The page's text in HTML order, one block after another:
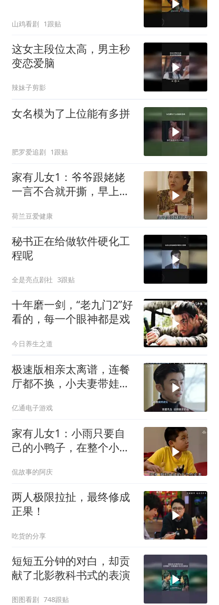
山鸡看剧 1跟贴
这女主段位太高，男主秒
变恋爱脑
辣妹子剪影
女名模为了上位能有多拼
肥罗爱追剧 1跟贴
家有儿女1：爷爷跟姥姥
一言不合就开撕，早上吃
荷兰豆爱健康
秘书正在给做软件硬化工
程呢
全是亮点剧社 3跟贴
十年磨一剑，“老九门2”好
看的，每一个眼神都是戏
今日养生之道
极速版相亲太离谱，连餐
厅都不换，小夫妻带娃真
亿通电子游戏
家有儿女1：小雨只要自
己的小鸭子，在整个小区
侃故事的阿庆
两人极限拉扯，最终修成
正果！
吃货的分享
短短五分钟的对白，却贡
献了北影教科书式的表演
图图看剧 748跟贴